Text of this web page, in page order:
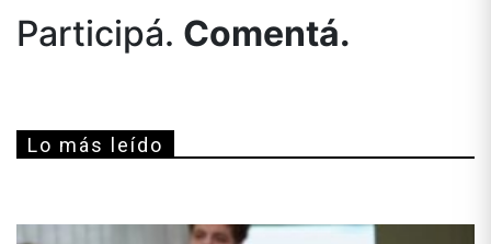
Participá. Comentá.
Lo más leído